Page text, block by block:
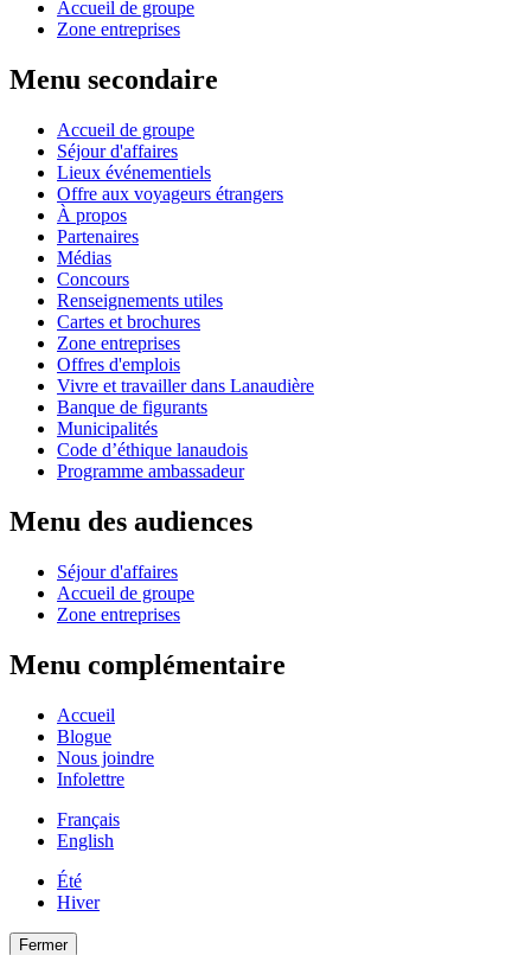
Accueil de groupe
Zone entreprises
Menu secondaire
Accueil de groupe
Séjour d'affaires
Lieux événementiels
Offre aux voyageurs étrangers
À propos
Partenaires
Médias
Concours
Renseignements utiles
Cartes et brochures
Zone entreprises
Offres d'emplois
Vivre et travailler dans Lanaudière
Banque de figurants
Municipalités
Code d’éthique lanaudois
Programme ambassadeur
Menu des audiences
Séjour d'affaires
Accueil de groupe
Zone entreprises
Menu complémentaire
Accueil
Blogue
Nous joindre
Infolettre
Français
English
Été
Hiver
Fermer